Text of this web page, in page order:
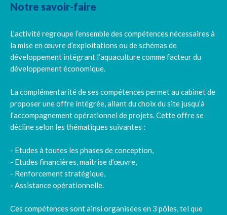
Notre savoir-faire
L’activité regroupe l’ensemble des compétences nécessaires à
la mise en œuvre d’exploitations ou de schémas de
développement intégrant l’aquaculture comme facteur du
développement économique.
La complémentarité de ses compétences permet au cabinet de
proposer une offre intégrée, allant du choix du site jusqu’à
l’accompagnement opérationnel de projets. Cette offre se
décline selon les thématiques suivantes :
- Etudes à toutes les phases de conception,
- Etudes financières, maîtrise d’œuvre,
- Renforcement stratégique,
- Assistance opérationnelle.
Ces compétences sont ainsi organisées en 3 pôles, tel que